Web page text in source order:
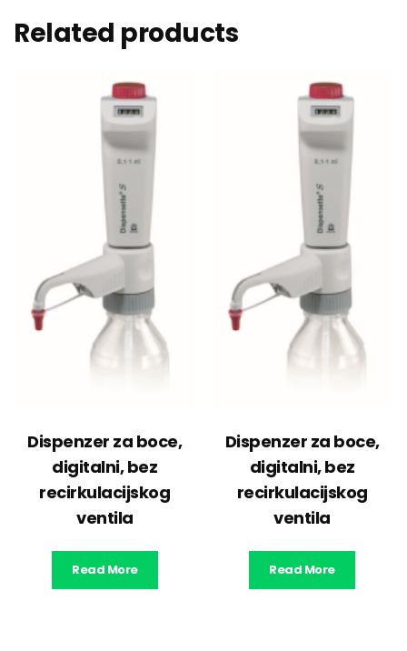
Related products
Dispenzer za boce,
digitalni, bez
recirkulacijskog
ventila
Read More
Dispenzer za boce,
digitalni, bez
recirkulacijskog
ventila
Read More